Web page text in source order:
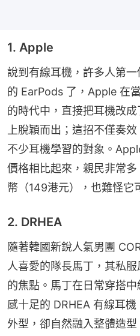
1. Apple
說到有線耳機，許多人第
的 EarPods 了，Apple 在
的時代中，直接把耳機改
上脫穎而出；這招不僅奏
不少耳機學習的對象。
價格相比起來，親民非常
幣（149港元），也難怪它
2. DRHEA
隨著韓國新銳人氣男團
人喜愛的隊長馬丁，其私
的焦點。馬丁在日常穿搭
感十足的 DRHEA 有線耳
外型，卻自然融入整體造